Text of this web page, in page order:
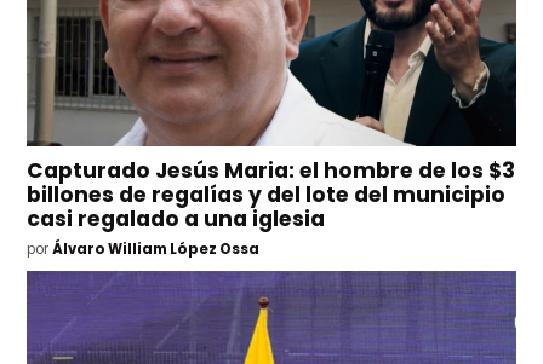
Capturado Jesús Maria: el hombre de los $3
billones de regalías y del lote del municipio
casi regalado a una iglesia
por Álvaro William López Ossa